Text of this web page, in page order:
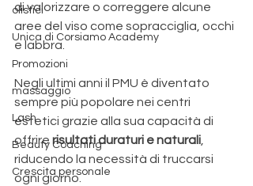
olistici
Unica di Corsiamo Academy
Promozioni
massaggio
Lash
Beauty Coaching
Crescita personale
di valorizzare o correggere alcune
aree del viso come sopracciglia, occhi
e labbra.
Negli ultimi anni il PMU è diventato
sempre più popolare nei centri
estetici grazie alla sua capacità di
offrire risultati duraturi e naturali,
riducendo la necessità di truccarsi
ogni giorno.